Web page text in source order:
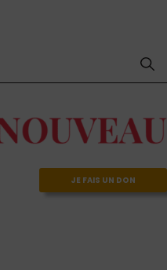
JE FAIS UN DON